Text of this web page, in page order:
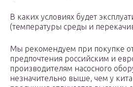
В каких условиях будет
(температуры среды и
Мы рекомендуем при покупке
предпочтения российским и
производителям насосного
незначительно выше, чем у